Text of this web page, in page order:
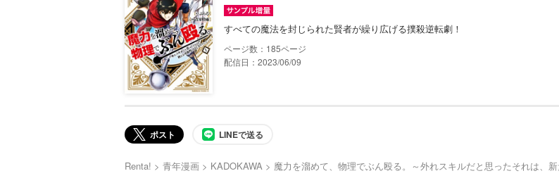
すべての魔法を封じられた賢者が繰り広げる撲殺逆転劇！
185
配信日：2023/06/09
ポスト LINEで送る
Renta! 青年漫画 KADOKAWA 魔力を溜めて、物理でぶん殴る。～外れスキルだと思ったそれは、